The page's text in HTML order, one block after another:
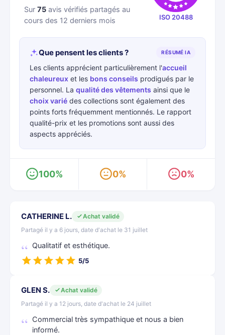
Sur 75 avis vérifiés partagés au
cours des 12 derniers mois
ISO 20488
Que pensent les clients ? RÉSUMÉ IA
Les clients apprécient particulièrement l'accueil
chaleureux et les bons conseils prodigués par le
personnel. La qualité des vêtements ainsi que le
choix varié des collections sont également des
points forts fréquemment mentionnés. Le rapport
qualité-prix et les promotions sont aussi des
aspects appréciés.
100% 0% 0%
CATHERINE L.
Achat validé
Partagé il y a 6 jours, date d'achat le 31 juillet
Qualitatif et esthétique.
5/5
GLEN S.
Achat validé
Partagé il y a 12 jours, date d'achat le 24 juillet
Commercial très sympathique et nous a bien
informé.